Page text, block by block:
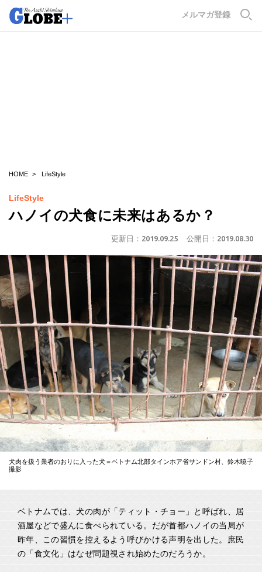
メルマガ登録
HOME LifeStyle
LifeStyle
ハノイの犬食に未来はあるか？
更新日： 2019.09.25 公開日： 2019.08.30
犬肉を扱う業者のおりに入った犬＝ベトナム北部タインホア省サンドン村、鈴木暁子
撮影
ベトナムでは、犬の肉が「ティット・チョー」と呼ばれ、居
酒屋などで盛んに食べられている。だが首都ハノイの当局が
昨年、この習慣を控えるよう呼びかける声明を出した。庶民
の「食文化」はなぜ問題視され始めたのだろうか。